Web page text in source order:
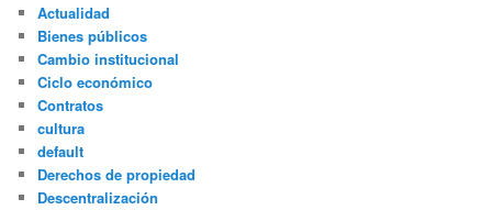
Actualidad
Bienes públicos
Cambio institucional
Ciclo económico
Contratos
cultura
default
Derechos de propiedad
Descentralización